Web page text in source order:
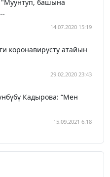
башына
14.07.2020 15:19
коронавирусту атайын
29.02.2020 23:43
Кадырова: “Мен
15.09.2021 6:18